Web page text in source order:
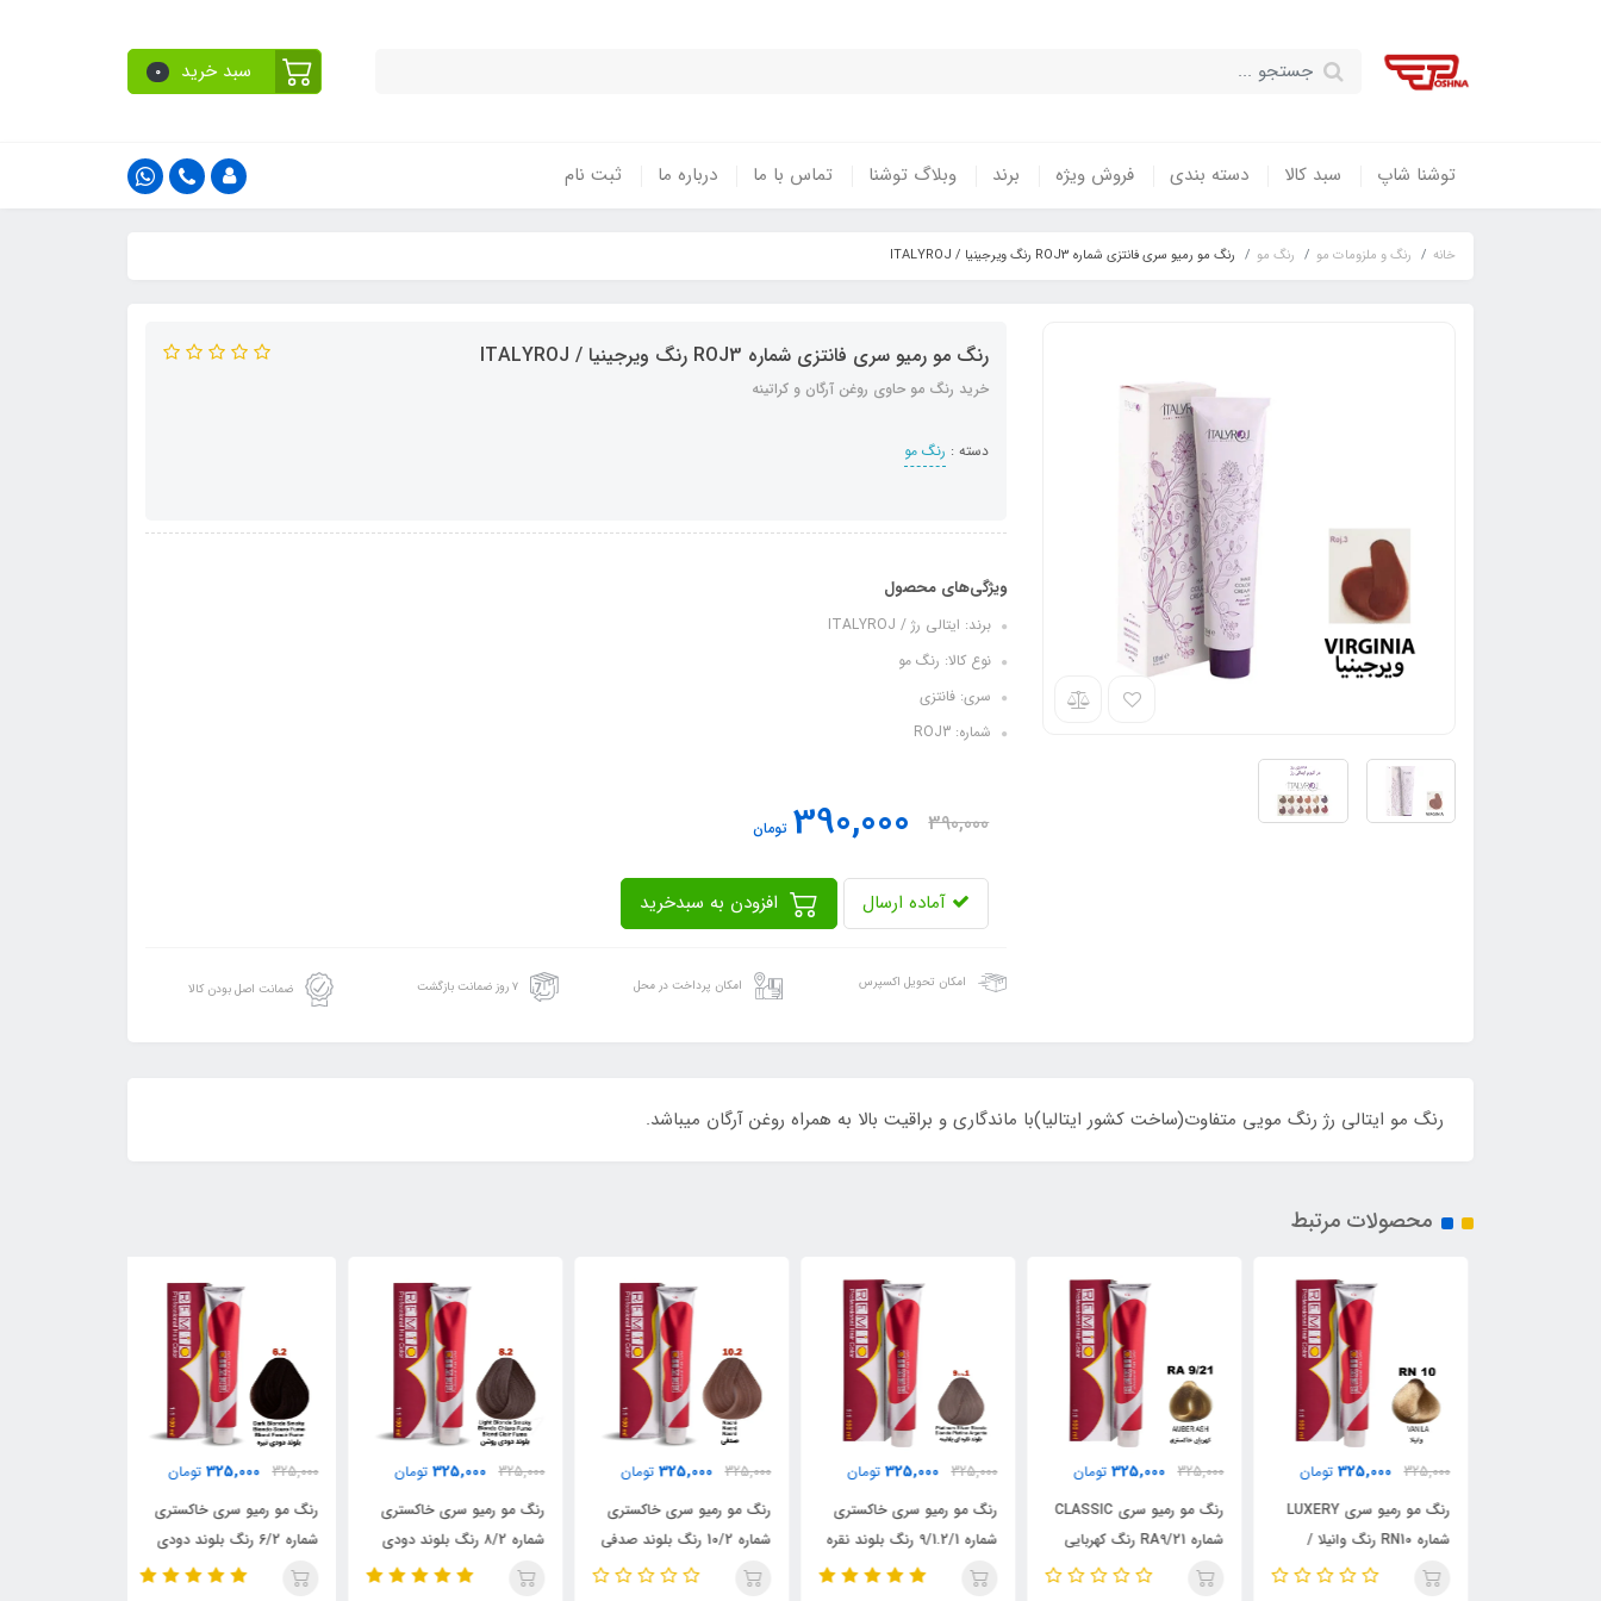
سبد خرید 0
توشنا شاپ سبد کالا دسته بندی فروش ویژه برند وبلاگ توشنا تماس با ما درباره ما ثبت نام
خانه رنگ و ملزومات مو رنگ مو رنگ مو رمیو سری فانتزی شماره ROJ3 رنگ ویرجینیا / ITALYROJ
رنگ مو رمیو سری فانتزی شماره ROJ3 رنگ ویرجینیا / ITALYROJ
خرید رنگ مو حاوی روغن آرگان و کراتینه
دسته : رنگ مو
ویژگی‌های محصول
برند: ایتالی رژ / ITALYROJ
نوع کالا: رنگ مو
سری: فانتزی
شماره: ROJ3
390,000
390,000 تومان
آماده ارسال
امکان تحویل اکسپرس امکان پرداخت در محل ۷ روز ضمانت بازگشت ضمانت اصل بودن کالا
رنگ مو ایتالی رژ رنگ مویی متفاوت(ساخت کشور ایتالیا)با ماندگاری و براقیت بالا به همراه روغن آرگان میباشد.
محصولات مرتبط
325,000
325,000 تومان
رنگ مو رمیو سری LUXERY
شماره RN10 رنگ وانیلا /
REMIO
325,000
325,000 تومان
رنگ مو رمیو سری CLASSIC
شماره RA9/21 رنگ کهربایی
خاکستری / REMIO
325,000
325,000 تومان
رنگ مو رمیو سری خاکستری
شماره 9/1.2/1 رنگ بلوند نقره
ای پلاتینه / REMIO
325,000
325,000 تومان
رنگ مو رمیو سری خاکستری
شماره 10/2 رنگ بلوند صدفی
325,000
325,000 تومان
رنگ مو رمیو سری خاکستری
شماره ۸/2 رنگ بلوند دودی
روشن / REMIO
325,000
325,000 تومان
رنگ مو رمیو سری خاکستری
شماره 6/2 رنگ بلوند دودی
تیره / REMIO